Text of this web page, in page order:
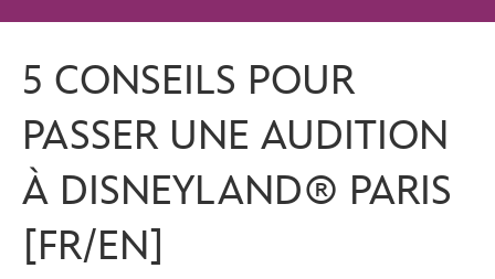
5 CONSEILS POUR
PASSER UNE AUDITION
À DISNEYLAND® PARIS
[FR/EN]